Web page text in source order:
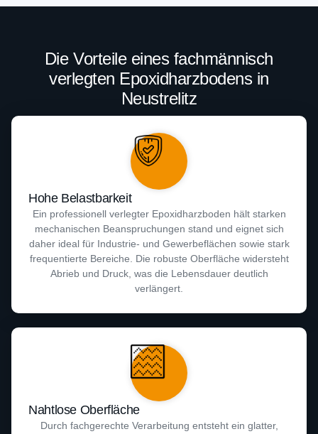
Die Vorteile eines fachmännisch
verlegten Epoxidharzbodens in
Neustrelitz
Hohe Belastbarkeit
Ein professionell verlegter Epoxidharzboden hält starken
mechanischen Beanspruchungen stand und eignet sich
daher ideal für Industrie- und Gewerbeflächen sowie stark
frequentierte Bereiche. Die robuste Oberfläche widersteht
Abrieb und Druck, was die Lebensdauer deutlich
verlängert.
Nahtlose Oberfläche
Durch fachgerechte Verarbeitung entsteht ein glatter,